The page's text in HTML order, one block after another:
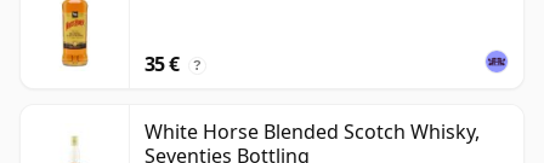
35 € ?
White Horse Blended Scotch Whisky,
Seventies Bottling